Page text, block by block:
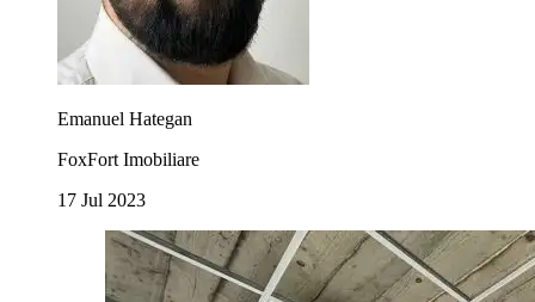
Emanuel Hategan
FoxFort Imobiliare
17 Jul 2023